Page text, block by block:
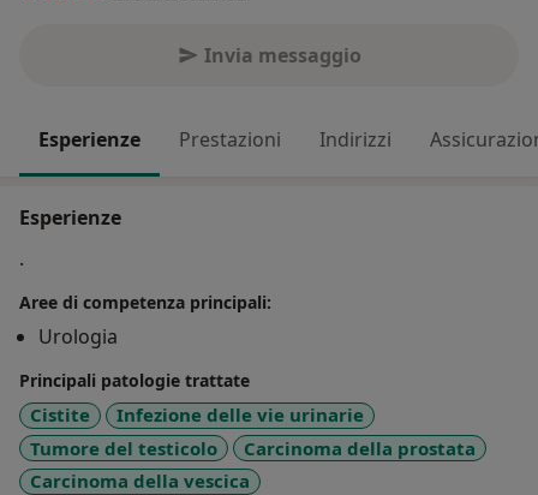
Invia messaggio
Esperienze Prestazioni Indirizzi
Esperienze
.
Aree di competenza principali:
Urologia
Principali patologie trattate
Cistite
Infezione delle vie urinarie
Tumore del testicolo
Carcinoma della prostata
Carcinoma della vescica